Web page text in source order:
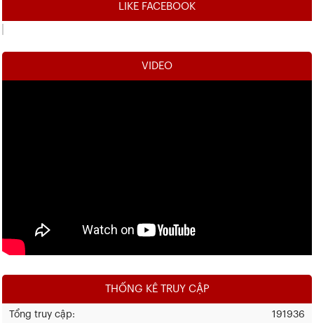
LIKE FACEBOOK
VIDEO
THỐNG KÊ TRUY CẬP
191936
Tổng truy cập: